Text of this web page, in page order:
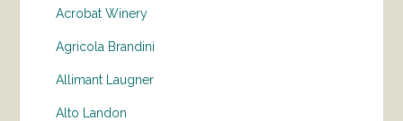
Acrobat Winery
Agricola Brandini
Allimant Laugner
Alto Landon